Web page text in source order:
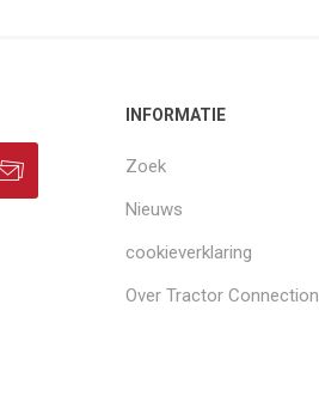
INFORMATIE
Zoek
Nieuws
cookieverklaring
Over Tractor Connection